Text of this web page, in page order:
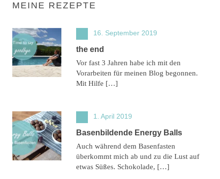
MEINE REZEPTE
16. September 2019
the end
Vor fast 3 Jahren habe ich mit den
Vorarbeiten für meinen Blog begonnen.
Mit Hilfe […]
1. April 2019
Basenbildende Energy Balls
Auch während dem Basenfasten
überkommt mich ab und zu die Lust auf
etwas Süßes. Schokolade, […]